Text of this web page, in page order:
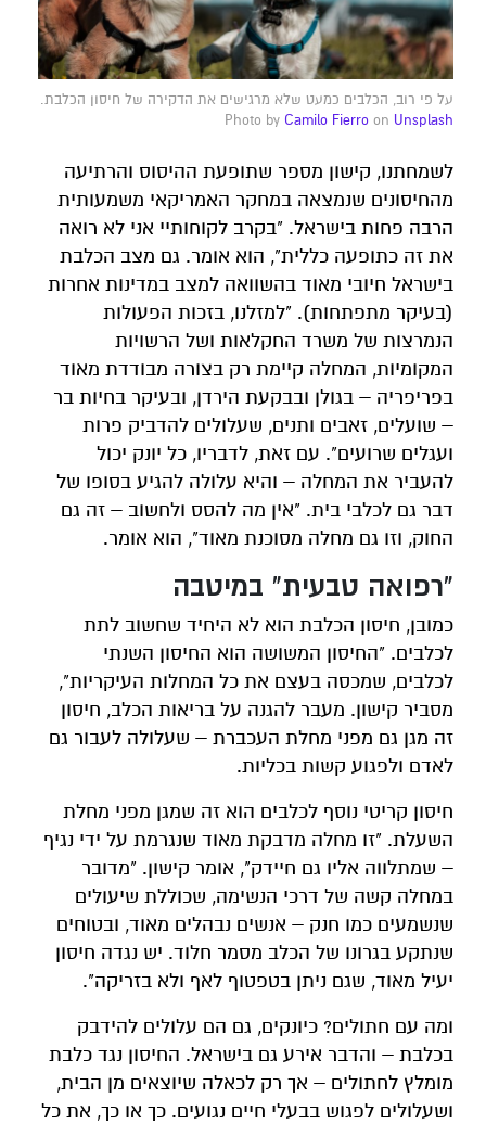
על פי רוב, הכלבים כמעט שלא מרגישים את הדקירה של חיסון הכלבת.
Photo by Camilo Fierro on Unsplash
לשמחתנו, קישון מספר שתופעת ההיסוס והרתיעה
מהחיסונים שנמצאה במחקר האמריקאי משמעותית
הרבה פחות בישראל. "בקרב לקוחותיי אני לא רואה
את זה כתופעה כללית", הוא אומר. גם מצב הכלבת
בישראל חיובי מאוד בהשוואה למצב במדינות אחרות
(בעיקר מתפתחות). "למזלנו, בזכות הפעולות
הנמרצות של משרד החקלאות ושל הרשויות
המקומיות, המחלה קיימת רק בצורה מבודדת מאוד
בפריפריה – בגולן ובבקעת הירדן, ובעיקר בחיות בר
– שועלים, זאבים ותנים, שעלולים להדביק פרות
ועגלים שרועים". עם זאת, לדבריו, כל יונק יכול
להעביר את המחלה – והיא עלולה להגיע בסופו של
דבר גם לכלבי בית. "אין מה להסס ולחשוב – זה גם
החוק, וזו גם מחלה מסוכנת מאוד", הוא אומר.
"רפואה טבעית" במיטבה
כמובן, חיסון הכלבת הוא לא היחיד שחשוב לתת
לכלבים. "החיסון המשושה הוא החיסון השנתי
לכלבים, שמכסה בעצם את כל המחלות העיקריות",
מסביר קישון. מעבר להגנה על בריאות הכלב, חיסון
זה מגן גם מפני מחלת העכברת – שעלולה לעבור גם
לאדם ולפגוע קשות בכליות.
חיסון קריטי נוסף לכלבים הוא זה שמגן מפני מחלת
השעלת. "זו מחלה מדבקת מאוד שנגרמת על ידי נגיף
– שמתלווה אליו גם חיידק", אומר קישון. "מדובר
במחלה קשה של דרכי הנשימה, שכוללת שיעולים
שנשמעים כמו חנק – אנשים נבהלים מאוד, ובטוחים
שנתקע בגרונו של הכלב מסמר חלוד. יש נגדה חיסון
יעיל מאוד, שגם ניתן בטפטוף לאף ולא בזריקה".
ומה עם חתולים? כיונקים, גם הם עלולים להידבק
בכלבת – והדבר אירע גם בישראל. החיסון נגד כלבת
מומלץ לחתולים – אך רק לכאלה שיוצאים מן הבית,
ושעלולים לפגוש בבעלי חיים נגועים. כך או כך, את כל